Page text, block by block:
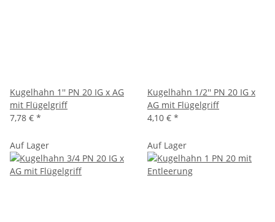
Kugelhahn 1'' PN 20 IG x AG
mit Flügelgriff
7,78 € *
Kugelhahn 1/2'' PN 20 IG x
AG mit Flügelgriff
4,10 € *
Auf Lager Auf Lager